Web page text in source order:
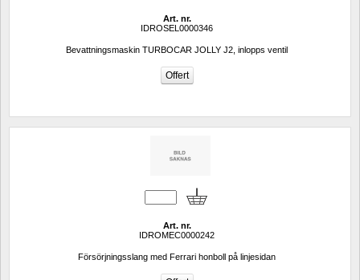
Art. nr.
IDROSEL0000346
Bevattningsmaskin TURBOCAR JOLLY J2, inlopps ventil
Art. nr.
IDROMEC0000242
Försörjningsslang med Ferrari honboll på linjesidan